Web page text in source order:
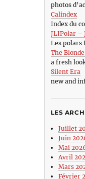
photos
Calindex
Index du
JLIPolar –
Les polars
The
a fresh
Silent Era
new and
LES
Juillet
Juin
Mai
Avril
Mars
Février